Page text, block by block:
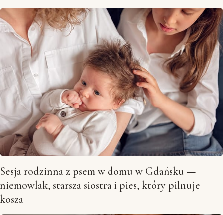
Sesja rodzinna z psem w domu w Gdańsku —
niemowlak, starsza siostra i pies, który pilnuje
kosza